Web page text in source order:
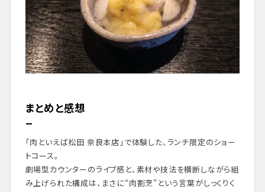
まとめと感想
「肉といえば松田 奈良本店」で体験した、ランチ限定のショー
トコース。
劇場型カウンターのライブ感と、素材や技法を横断しながら組
み上げられた構成は、まさに“肉割烹”という言葉がしっくりく